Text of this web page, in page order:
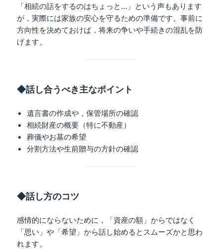
「相続の話をするのはちょっと…」という声もあります
が，実際には家族の安心を守るための準備です。事前に
方向性を決めておけば，将来の争いや手続きの混乱を防
げます。
◆話し合うべき主なポイント
遺言書の作成や，保管場所の確認
相続財産の概要（特に不動産）
葬儀やお墓の希望
分割方法や生前贈与の方針の確認
◆話し方のコツ
感情的にならないために，「資産の額」からではなく
「思い」や「希望」から話し始めるとスムーズかと思わ
れます。